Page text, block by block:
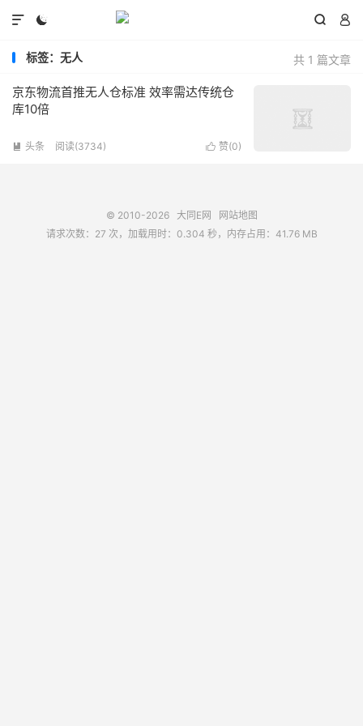
  

共 1 篇文章
标签：无人
京东物流首推无人仓标准 效率需达传统仓
库10倍
 赞(0)
 头条 阅读(3734)
© 2010-2026 大同E网
网站地图
请求次数：27 次，加载用时：0.304 秒，内存占用：41.76 MB